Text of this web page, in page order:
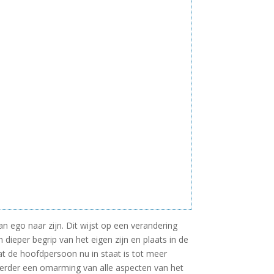
ego naar zijn. Dit wijst op een verandering
begrip van het eigen zijn en plaats in de
de hoofdpersoon nu in staat is tot meer
een omarming van alle aspecten van het